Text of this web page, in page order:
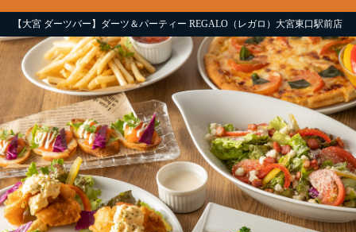
【大宮 ダーツバー】ダーツ＆パーティー REGALO（レガロ）大宮東口駅前店